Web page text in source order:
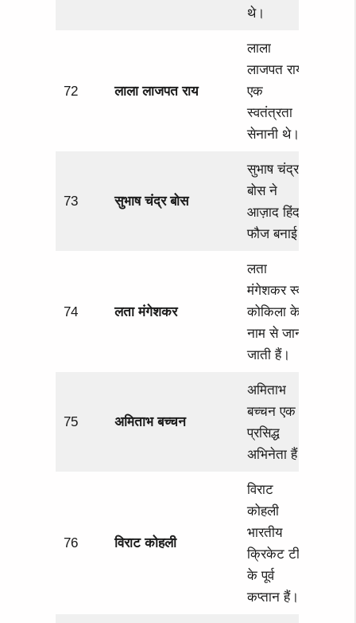
थे।
72 लाला लाजपत राय
लाला
लाजपत राय
एक
स्वतंत्रता
सेनानी थे।
73 सुभाष चंद्र बोस
सुभाष चंद्र
बोस ने
आज़ाद हिंद
फौज बनाई।
74 लता मंगेशकर
लता
मंगेशकर स्वर
कोकिला के
नाम से जानी
जाती हैं।
75 अमिताभ बच्चन
अमिताभ
बच्चन एक
प्रसिद्ध
अभिनेता हैं।
76 विराट कोहली
विराट
कोहली
भारतीय
क्रिकेट टीम
के पूर्व
कप्तान हैं।